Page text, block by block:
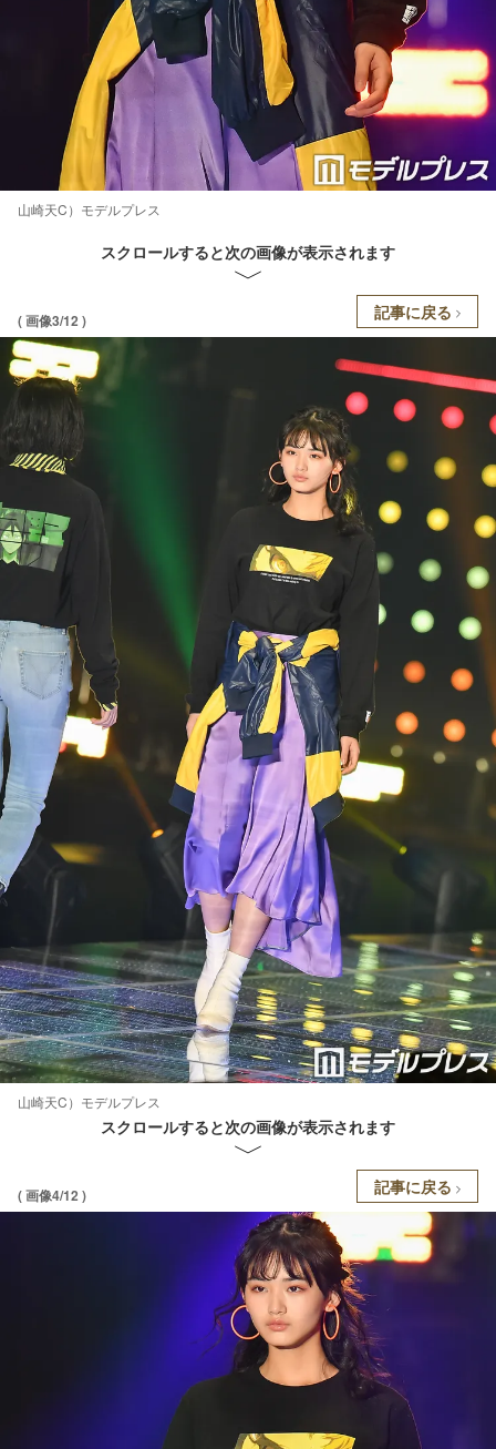
山崎天C）モデルプレス
スクロールすると次の画像が表示されます
( 画像3/12 ) 記事に戻る
山崎天C）モデルプレス
スクロールすると次の画像が表示されます
( 画像4/12 ) 記事に戻る